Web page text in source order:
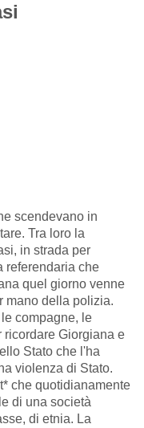
scendevano in
Tra loro la
in strada per
referendaria che
quel giorno venne
mano della polizia.
compagne, le
ricordare Giorgiana e
Stato che l'ha
violenza di Stato.
che quotidianamente
di una società
di etnia. La